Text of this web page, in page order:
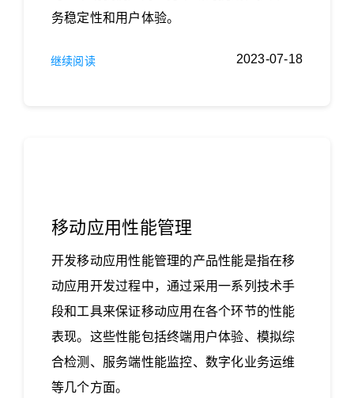
务稳定性和用户体验。
2023-07-18
继续阅读
移动应用性能管理
开发移动应用性能管理的产品性能是指在移
动应用开发过程中，通过采用一系列技术手
段和工具来保证移动应用在各个环节的性能
表现。这些性能包括终端用户体验、模拟综
合检测、服务端性能监控、数字化业务运维
等几个方面。